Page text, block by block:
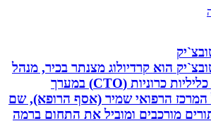
הוא קרדיולוג מצנתר בכיר, מנהל
תחום חסימות כליליות כרוניות (CTO) במערך
הרפואי שמיר (אסף הרופא), שם
ומוביל את התחום ברמה